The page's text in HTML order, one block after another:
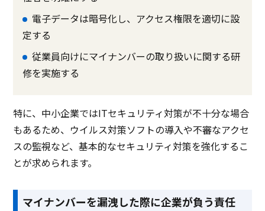
電子データは暗号化し、アクセス権限を適切に設
定する
従業員向けにマイナンバーの取り扱いに関する研
修を実施する
特に、中小企業ではITセキュリティ対策が不十分な場合
もあるため、ウイルス対策ソフトの導入や不審なアクセ
スの監視など、基本的なセキュリティ対策を強化するこ
とが求められます。
マイナンバーを漏洩した際に企業が負う責任